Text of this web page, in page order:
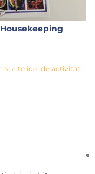
si alte idei de activitati,